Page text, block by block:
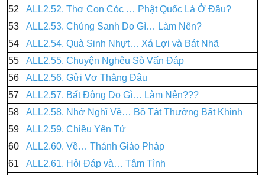
52
ALL2.52. Thơ Con Cóc … Phật Quốc Là Ở Đâu?
53
ALL2.53. Chúng Sanh Do Gì… Làm Nên?
54
ALL2.54. Quà Sinh Nhựt… Xá Lợi và Bát Nhã
55
ALL2.55. Chuyện Nghêu Sò Vấn Đáp
56
ALL2.56. Gửi Vợ Thằng Đậu
57
ALL2.57. Bất Động Do Gì… Làm Nên???
58
ALL2.58. Nhớ Nghĩ Về… Bồ Tát Thường Bất Khinh
59
ALL2.59. Chiều Yên Tử
60
ALL2.60. Về… Thánh Giáo Pháp
61
ALL2.61. Hỏi Đáp và… Tâm Tình